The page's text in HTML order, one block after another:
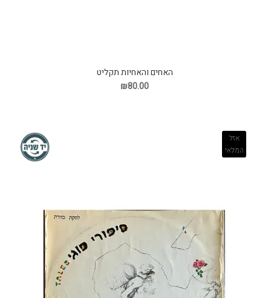
האחים והאחיות תקליט
₪80.00
אזל
המלאי